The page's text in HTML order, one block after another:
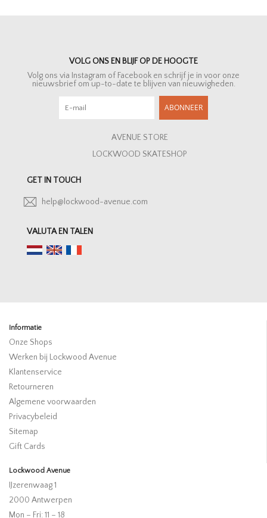
VOLG ONS EN BLIJF OP DE HOOGTE
Volg ons via Instagram of Facebook en schrijf je in voor onze
nieuwsbrief om up-to-date te blijven van nieuwigheden.
ABONNEER
AVENUE STORE
LOCKWOOD SKATESHOP
GET IN TOUCH
help@lockwood-avenue.com
VALUTA EN TALEN
Informatie
Onze Shops
Werken bij Lockwood Avenue
Klantenservice
Retourneren
Algemene voorwaarden
Privacybeleid
Sitemap
Gift Cards
Lockwood Avenue
IJzerenwaag 1
2000 Antwerpen
Mon – Fri: 11 – 18